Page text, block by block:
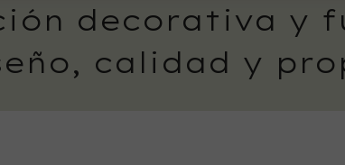
decorativa y
calidad y